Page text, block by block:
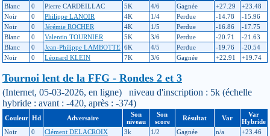
Blanc
0 Pierre CARDEILLAC 5K 4/6 Gagnée +27.29
+23.48
Noir
0 Philippe LANOIR 4K 1/4 Perdue -14.78
-15.96
Noir
0 Jérémie ROCHER 4K 1/5 Perdue -16.86
-17.75
Blanc
0 Valentin TOURNIER 5K 3/6 Perdue -20.71
-21.63
Blanc
0 Jean-Philippe LAMBOTTE 6K 4/5 Perdue -19.76
-20.54
Noir
0 Léonard KLEIN 7K 3/6 Gagnée +22.91 +19.74
Tournoi lent de la FFG - Rondes 2 et 3
(Internet, 05-03-2026, en ligne) niveau d'inscription : 5k (échelle
hybride : avant : -420, après : -374)
Couleur Hd Adversaire
Son
niveau
Son
score
Résultat Var
Var
Hybride
Noir
0 Clément DELACROIX 3k 1/2 Gagnée n/a +23.46